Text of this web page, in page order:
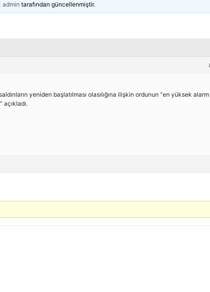
admin tarafından güncellenmiştir.
yeniden başlatılması olasılığına ilişkin ordunun “en yüksek alarm
açıkladı.